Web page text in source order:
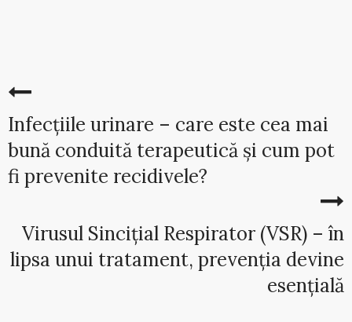
Infecțiile urinare – care este cea mai
bună conduită terapeutică și cum pot
fi prevenite recidivele?
Virusul Sincițial Respirator (VSR) – în
lipsa unui tratament, prevenția devine
esențială